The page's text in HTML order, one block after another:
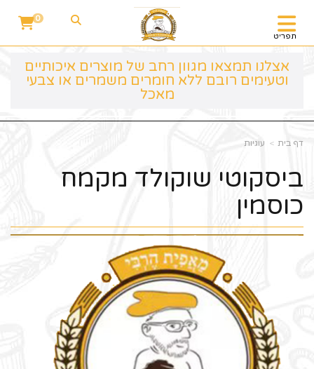
תפריט
0
אצלנו תמצאו מגוון רחב של מוצרים איכותיים
וטעימים רובם ללא חומרים משמרים או צבעי
מאכל
דף בית עוגיות
ביסקוטי שוקולד מקמח
כוסמין